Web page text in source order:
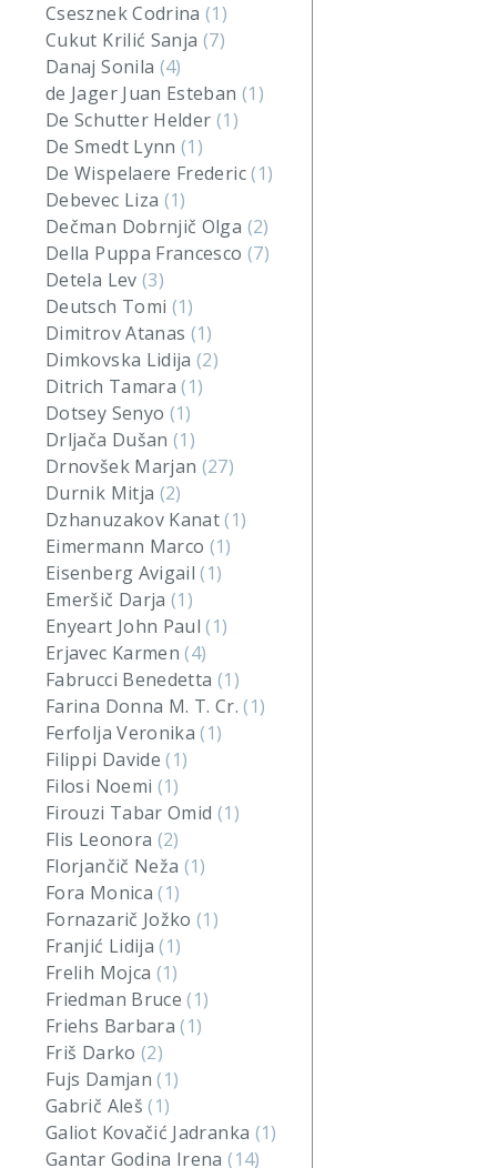
Csesznek Codrina(1)
Cukut Krilić Sanja (7)
Danaj Sonila (4)
de Jager Juan Esteban (1)
De Schutter Helder (1)
De Smedt Lynn(1)
De Wispelaere Frederic(1)
Debevec Liza (1)
Dečman Dobrnjič Olga (2)
Della Puppa Francesco (7)
Detela Lev (3)
Deutsch Tomi (1)
Dimitrov Atanas (1)
Dimkovska Lidija(2)
Ditrich Tamara(1)
Dotsey Senyo (1)
Drljača Dušan(1)
Drnovšek Marjan (27)
Durnik Mitja (2)
Dzhanuzakov Kanat(1)
Eimermann Marco (1)
Eisenberg Avigail(1)
Emeršič Darja(1)
Enyeart John Paul(1)
Erjavec Karmen(4)
Fabrucci Benedetta (1)
Farina Donna M. T. Cr.(1)
Ferfolja Veronika(1)
Filippi Davide(1)
Filosi Noemi (1)
Firouzi Tabar Omid (1)
Flis Leonora (2)
Florjančič Neža (1)
Fora Monica(1)
Fornazarič Jožko(1)
Franjić Lidija(1)
Frelih Mojca (1)
Friedman Bruce(1)
Friehs Barbara(1)
Friš Darko (2)
Fujs Damjan(1)
Gabrič Aleš(1)
Galiot Kovačić Jadranka (1)
Gantar Godina Irena(14)